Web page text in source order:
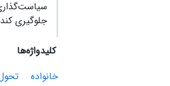
جلوگیری
کلیدواژه‌ها
خانواده